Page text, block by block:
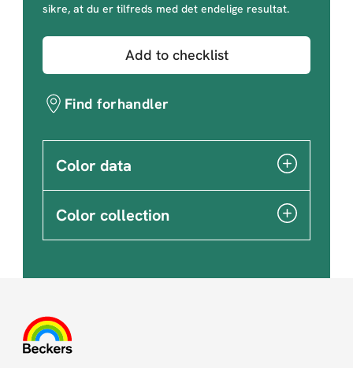
sikre, at du er tilfreds med det endelige resultat.
Add to checklist
Find forhandler
Color data
Color collection